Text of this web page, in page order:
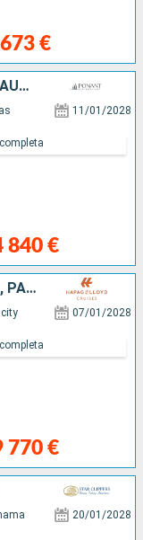
673 €
COSTA RICA, MESSICO, EQUATORE, AUSTRALIA
11/01/2028
840 €
GUATEMALA, FRANCIA, COSTA RICA, PANAMA
07/01/2028
770 €
20/01/2028